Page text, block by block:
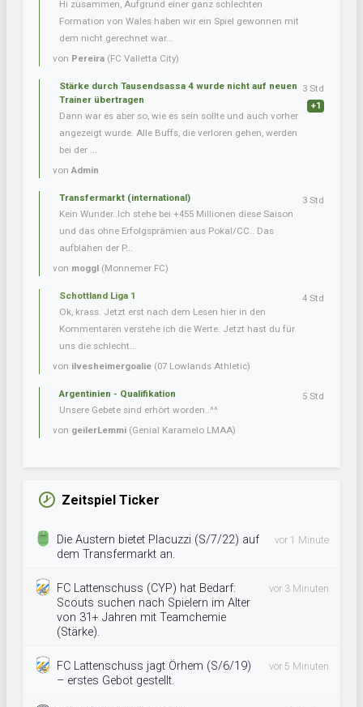
Hi zusammen, Aufgrund einer ganz schlechten
Formation von Wales haben wir ein Spiel gewonnen mit
dem nicht gerechnet war...
von Pereira (FC Valletta City)
Stärke durch Tausendsassa 4 wurde nicht auf neuen
Trainer übertragen
Dann war es aber so, wie es sein sollte und auch vorher
angezeigt wurde. Alle Buffs, die verloren gehen, werden
bei der ...
vonAdmin
3 Std
+1
Transfermarkt (international)
Kein Wunder..Ich stehe bei +455 Millionen diese Saison
und das ohne Erfolgsprämien aus Pokal/CC.. Das
aufblähen der P...
von moggl (Monnemer FC)
3 Std
Schottland Liga 1
Ok, krass. Jetzt erst nach dem Lesen hier in den
Kommentaren verstehe ich die Werte. Jetzt hast du für
uns die schlecht...
von ilvesheimergoalie (07 Lowlands Athletic)
4 Std
Argentinien - Qualifikation
Unsere Gebete sind erhört worden..^^
von geilerLemmi (Genial Karamelo LMAA)
5 Std
Zeitspiel Ticker
Die Austern bietet Placuzzi (S/7/22) auf
dem Transfermarkt an.
vor 1 Minute
FC Lattenschuss (CYP) hat Bedarf:
Scouts suchen nach Spielern im Alter
von 31+ Jahren mit Teamchemie
(Stärke).
vor 3 Minuten
FC Lattenschuss jagt Örhem (S/6/19)
– erstes Gebot gestellt.
vor 5 Minuten